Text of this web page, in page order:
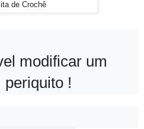
de Crochê
modificar um
periquito !